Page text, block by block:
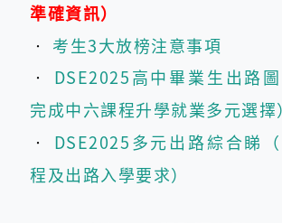
準確資訊）
‧ 考生3大放榜注意事項
‧
DSE2025高中畢業生出路
完成中六課程升學就業多元選擇
‧
DSE2025多元出路綜合睇
程及出路入學要求）